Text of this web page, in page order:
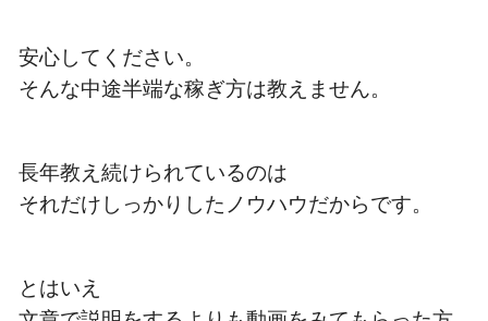
安心してください。
そんな中途半端な稼ぎ方は教えません。
長年教え続けられているのは
それだけしっかりしたノウハウだからです。
とはいえ